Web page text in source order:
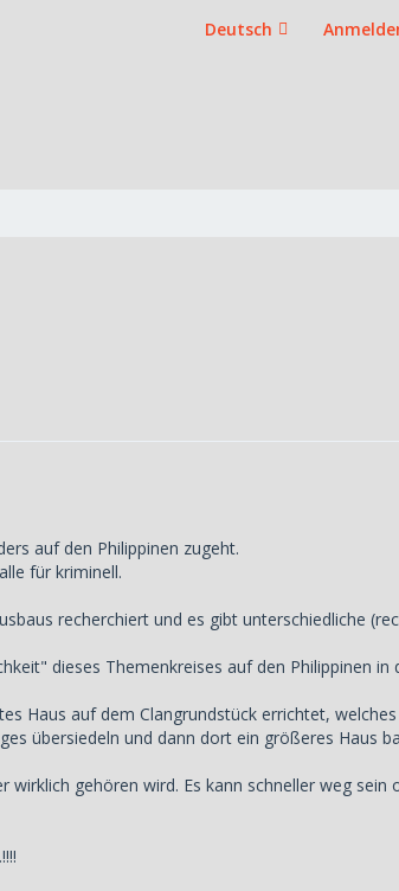
Deutsch
auf den Philippinen zugeht.
für kriminell.
recherchiert und es gibt unterschiedliche
dieses Themenkreises auf den Philippinen in
Haus auf dem Clangrundstück errichtet,
übersiedeln und dann dort ein größeres Haus
gehören wird. Es kann schneller weg sein